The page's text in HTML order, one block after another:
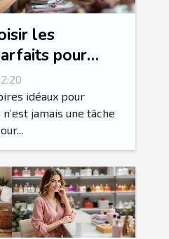
les
pour
?
idéaux pour
jamais une tâche